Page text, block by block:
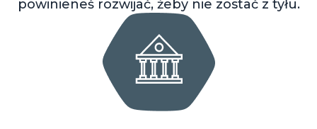
powinieneś rozwijać, żeby nie zostać z tyłu.